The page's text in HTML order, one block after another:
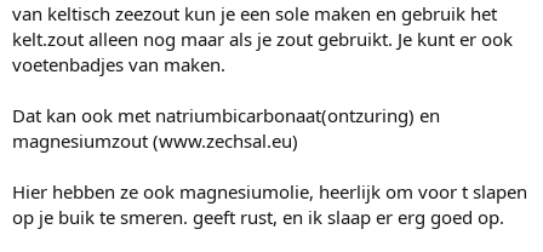
van keltisch zeezout kun je een sole maken en gebruik het
kelt.zout alleen nog maar als je zout gebruikt. Je kunt er ook
voetenbadjes van maken.
Dat kan ook met natriumbicarbonaat(ontzuring) en
magnesiumzout (www.zechsal.eu)
Hier hebben ze ook magnesiumolie, heerlijk om voor t slapen
op je buik te smeren. geeft rust, en ik slaap er erg goed op.